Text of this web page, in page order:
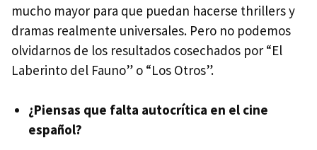
mucho mayor para que puedan hacerse thrillers y
dramas realmente universales. Pero no podemos
olvidarnos de los resultados cosechados por “El
Laberinto del Fauno” o “Los Otros”.
¿Piensas que falta autocrítica en el cine
español?